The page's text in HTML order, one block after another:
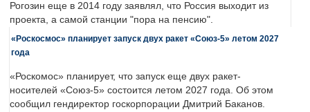
Рогозин еще в 2014 году заявлял, что Россия выходит из
проекта, а самой станции "пора на пенсию".
«Роскосмос» планирует запуск двух ракет «Союз-5» летом 2027
года
«Роскомос» планирует, что запуск еще двух ракет-
носителей «Союз-5» состоится летом 2027 года. Об этом
сообщил гендиректор госкорпорации Дмитрий Баканов.